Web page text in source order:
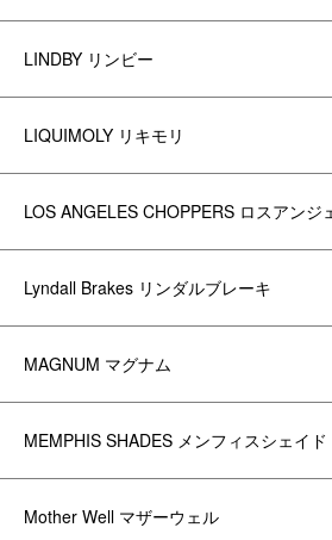
LINDBY リンビー
LIQUIMOLY リキモリ
LOS ANGELES CHOPPERS ロスアンジ
Lyndall Brakes リンダルブレーキ
MAGNUM マグナム
MEMPHIS SHADES メンフィスシェイド
Mother Well マザーウェル